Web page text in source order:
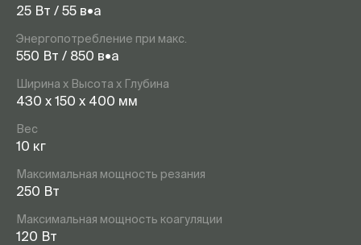
25 Вт / 55 в•а
Энергопотребление при макс.
550 Вт / 850 в•а
Ширина х Высота х Глубина
430 x 150 x 400 мм
Вес
10 кг
Максимальная мощность резания
250 Вт
Максимальная мощность коагуляции
120 Вт